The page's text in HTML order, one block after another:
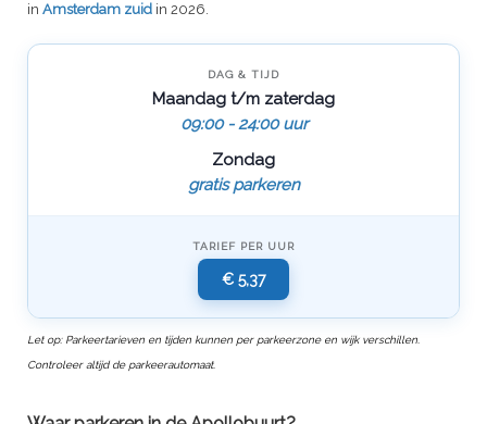
in Amsterdam zuid in 2026.
DAG & TIJD
Maandag t/m zaterdag
09:00 - 24:00 uur
Zondag
gratis parkeren
TARIEF PER UUR
€ 5,37
Let op: Parkeertarieven en tijden kunnen per parkeerzone en wijk verschillen.
Controleer altijd de parkeerautomaat.